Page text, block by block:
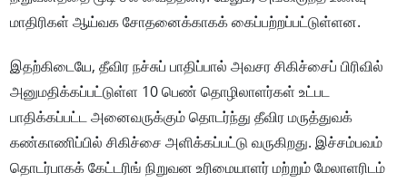
மாதிரிகள் ஆய்வக சோதனைக்காகக் கைப்பற்றப்பட்டுள்ளன.
இதற்கிடையே, தீவிர நச்சுப் பாதிப்பால் அவசர சிகிச்சைப் பிரிவில்
அனுமதிக்கப்பட்டுள்ள 10 பெண் தொழிலாளர்கள் உட்பட
பாதிக்கப்பட்ட அனைவருக்கும் தொடர்ந்து தீவிர மருத்துவக்
கண்காணிப்பில் சிகிச்சை அளிக்கப்பட்டு வருகிறது. இச்சம்பவம்
தொடர்பாகக் கேட்டரிங் நிறுவன உரிமையாளர் மற்றும் மேலாளரிடம்